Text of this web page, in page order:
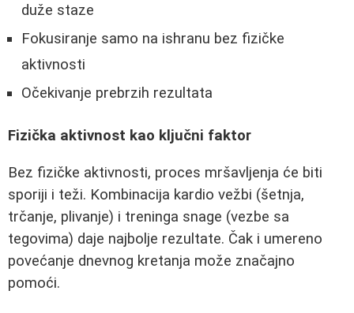
duže staze
Fokusiranje samo na ishranu bez fizičke
aktivnosti
Očekivanje prebrzih rezultata
Fizička aktivnost kao ključni faktor
Bez fizičke aktivnosti, proces mršavljenja će biti
sporiji i teži. Kombinacija kardio vežbi (šetnja,
trčanje, plivanje) i treninga snage (vezbe sa
tegovima) daje najbolje rezultate. Čak i umereno
povećanje dnevnog kretanja može značajno
pomoći.